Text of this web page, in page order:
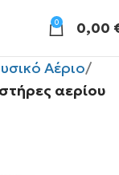
0 0,00
Αέριο
αερίου